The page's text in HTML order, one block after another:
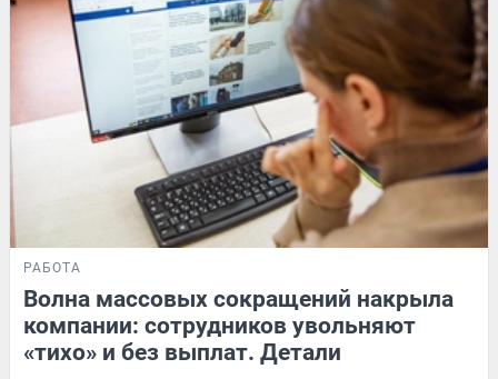
РАБОТА
Волна массовых сокращений накрыла
компании: сотрудников увольняют
«тихо» и без выплат. Детали